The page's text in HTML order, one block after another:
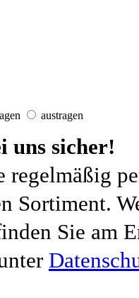
austragen
uns sicher!
Sortiment.
Sie am